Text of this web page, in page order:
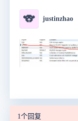
🐨 justinzhao
1个回复